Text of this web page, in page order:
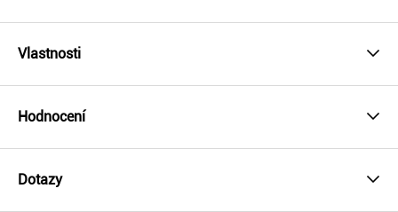
Vlastnosti
Hodnocení
Dotazy